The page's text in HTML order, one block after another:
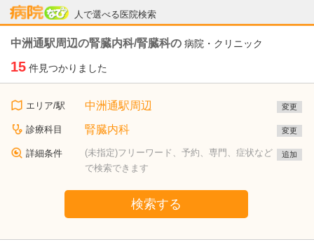
人で選べる医院検索
病院なび
中洲通駅周辺の腎臓内科/腎臓科の 病院・クリニック
15 件見つかりました
エリア/駅 中洲通駅周辺 変更
診療科目 腎臓内科 変更
詳細条件
(未指定)フリーワード、予約、専門、症状など
で検索できます
追加
検索する